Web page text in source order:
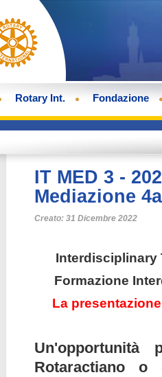
Rotary Int. Fondazione
IT MED 3 -
Mediazione
Creato: 31 Dicembre 2022
Interdisciplinary
Formazione
La
Rotaractiano